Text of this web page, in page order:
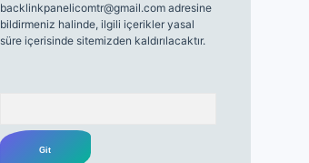
backlinkpanelicomtr@gmail.comadresine
bildirmeniz halinde, ilgili içerikler yasal
süre içerisinde sitemizden kaldırılacaktır.